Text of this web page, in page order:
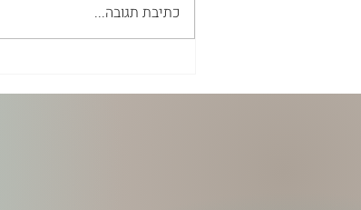
אבץ”, אלא תמיכה ממוקדת
כתיבת תגובה...